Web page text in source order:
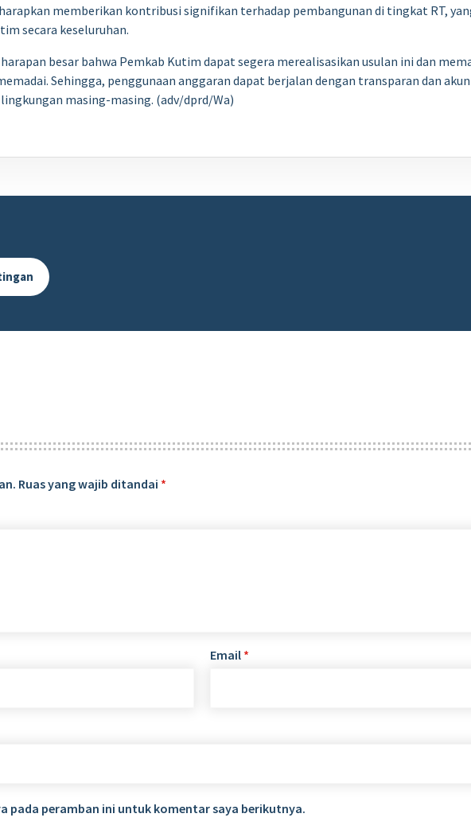
memberikan kontribusi signifikan terhadap pembangunan di tingkat RT,
secara keseluruhan.
besar bahwa Pemkab Kutim dapat segera merealisasikan usulan ini dan
Sehingga, penggunaan anggaran dapat berjalan dengan transparan dan
masing-masing. (adv/dprd/Wa)
Ruas yang wajib ditandai *
Email *
pada peramban ini untuk komentar saya berikutnya.